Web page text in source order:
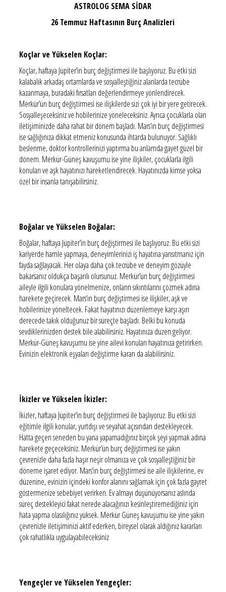
ASTROLOG SEMA SİDAR
26 Temmuz Haftasının Burç Analizleri
Koçlar ve Yükselen Koçlar:
Koçlar, haftaya Jüpiter’in burç değiştirmesi ile başlıyoruz. Bu etki sizi
kalabalık arkadaş ortamlarda ve sosyalleştiğiniz alanlarda tecrübe
kazanmaya, buradaki fırsatları değerlendirmeye yönlendirecek.
Merkür’ün burç değiştirmesi ise ilişkilerde sizi çok iyi bir yere getirecek.
Sosyalleşeceksiniz ve hobilerinize yöneleceksiniz. Ayrıca çocuklarla olan
iletişiminizde daha rahat bir dönem başladı. Mars’ın burç değiştirmesi
ise sağlığınıza dikkat etmeniz konusunda ihtarda bulunuyor. Sağlıklı
beslenme, doktor kontrollerinizi yaptırma bu anlamda gayet güzel bir
dönem. Merkür-Güneş kavuşumu ise yine ilişkiler, çocuklarla ilgili
konuları ve aşk hayatınızı hareketlendirecek. Hayatınızda kimse yoksa
özel bir insanla tanışabilirsiniz.
Boğalar ve Yükselen Boğalar:
Boğalar, haftaya Jüpiter’in burç değiştirmesi ile başlıyoruz. Bu etki sizi
kariyerde hamle yapmaya, deneyimlerinizi iş hayatına yansıtmanız için
fayda sağlayacak. Her olaya daha çok tecrübe ve deneyim gözüyle
bakarsanız oldukça başarılı olursunuz. Merkür’ün burç değiştirmesi
aileyle ilgili konulara yönelmenize, onların sıkıntılarını çözmek adına
harekete geçirecek. Mars’ın burç değiştirmesi ise ilişkiler, aşk ve
hobilerinize yöneltecek. Fakat hayatınızı düzenlemeye karşı aşırı
derecede takık olduğunuz bir süreçte başladı. Belki bu konuda
sevdiklerinizden destek bile alabilirsiniz. Hayatınıza düzen geliyor.
Merkür-Güneş kavuşumu ise yine ailevi konuları hayatınıza getirirken.
Evinizin elektronik eşyaları değiştirme kararı da alabilirsiniz.
İkizler ve Yükselen İkizler:
İkizler, haftaya Jüpiter’in burç değiştirmesi ile başlıyoruz. Bu etki sizi
eğitimle ilgili konular, yurtdışı ve seyahat açısından destekleyecek.
Hatta geçen seneden bu yana yapamadığınız birçok şeyi yapmak adına
harekete geçeceksiniz. Merkür’ün burç değiştirmesi ise yakın
çevrenizle daha fazla haşır neşir olmanıza ve çok sosyalleştiğiniz bir
döneme işaret ediyor. Mars’ın burç değiştirmesi ise aile ilişkilerine, ev
düzenine, evinizin içindeki konfor alanını sağlamak için çok fazla gayret
göstermenize sebebiyet verirken. Ev almayı düşünüyorsanız aslında
süreç destekleyici fakat nerede alacağınızı kesinleştiremediğiniz için
hata yapma olasılığınız yüksek. Merkür Güneş kavuşumu ise yine yakın
çevrenizle iletişiminizi aktif ederken, bireysel olarak aldığınız kararları
çok rahatlıkla uygulayabileceksiniz
Yengeçler ve Yükselen Yengeçler: